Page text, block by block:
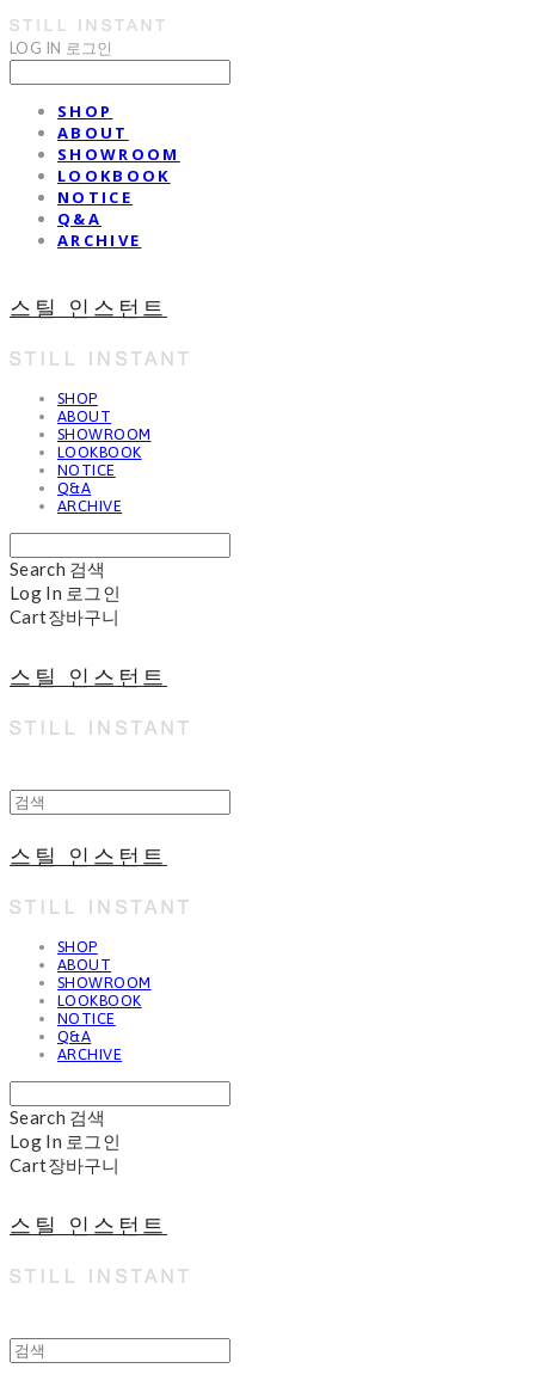
LOG IN 로그인
SHOP
ABOUT
SHOWROOM
LOOKBOOK
NOTICE
Q&A
ARCHIVE
스틸 인스턴트
SHOP
ABOUT
SHOWROOM
LOOKBOOK
NOTICE
Q&A
ARCHIVE
Search 검색
Log In 로그인
Cart장바구니
스틸 인스턴트
스틸 인스턴트
SHOP
ABOUT
SHOWROOM
LOOKBOOK
NOTICE
Q&A
ARCHIVE
Search 검색
Log In 로그인
Cart장바구니
스틸 인스턴트